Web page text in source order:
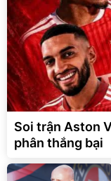
Soi trận Aston
phân thắng bại